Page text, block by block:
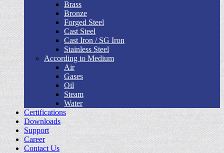
Brass
Bronze
Forged Steel
Cast Steel
Cast Iron / SG Iron
Stainless Steel
According to Medium
Air
Gases
Oil
Steam
Water
Certifications
Downloads
Support
Career
Contact Us